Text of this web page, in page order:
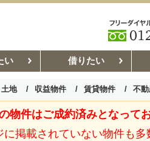
い 借りたい
土地 収益物件 賃貸物件 不
お部屋探しコラム 賃貸管理コ
物件はご成約済みとなってお
掲載されていない物件も多